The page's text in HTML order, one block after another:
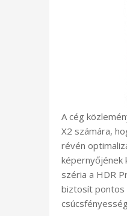
A cég
X2 számára,
révén
képernyőjének
széria a HDR
biztosít pontos